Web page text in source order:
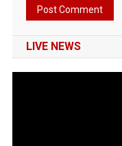
LIVE NEWS